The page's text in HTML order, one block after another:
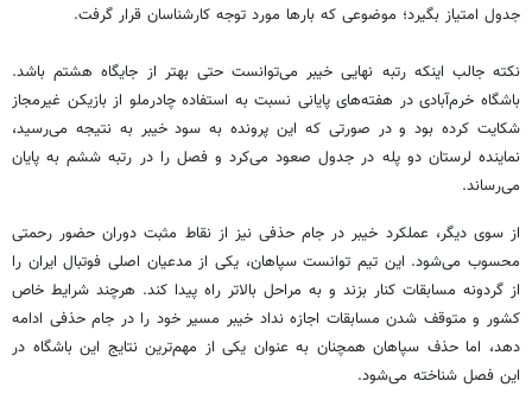
جدول امتیاز بگیرد؛ موضوعی که بارها مورد توجه کارشناسان قرار گرفت.
نکته جالب اینکه رتبه نهایی خیبر می‌توانست حتی بهتر از جایگاه هشتم باشد.
باشگاه خرم‌آبادی در هفته‌های پایانی نسبت به استفاده چادرملو از بازیکن غیرمجاز
شکایت کرده بود و در صورتی که این پرونده به سود خیبر به نتیجه می‌رسید،
نماینده لرستان دو پله در جدول صعود می‌کرد و فصل را در رتبه ششم به پایان
می‌رساند.
از سوی دیگر، عملکرد خیبر در جام حذفی نیز از نقاط مثبت دوران حضور رحمتی
محسوب می‌شود. این تیم توانست سپاهان، یکی از مدعیان اصلی فوتبال ایران را
از گردونه مسابقات کنار بزند و به مراحل بالاتر راه پیدا کند. هرچند شرایط خاص
کشور و متوقف شدن مسابقات اجازه نداد خیبر مسیر خود را در جام حذفی ادامه
دهد، اما حذف سپاهان همچنان به عنوان یکی از مهم‌ترین نتایج این باشگاه در
این فصل شناخته می‌شود.